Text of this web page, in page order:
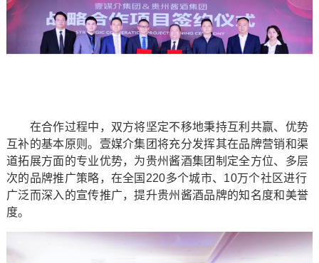
在合作过程中，双方将坚定不移地秉持互利共赢、优势
互补的基本原则。壹媒介集团将充分发挥其在品牌营销和渠
道拓展方面的专业优势，为贵州酱酒集团制定全方位、多层
次的品牌推广策略，在全国220多个城市、10万个社区进行
广泛而深入的宣传推广，提升贵州酱酒品牌的知名度和美誉
度。